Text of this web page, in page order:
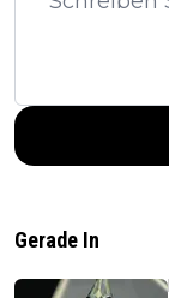
Gerade In